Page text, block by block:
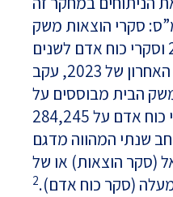
סקרי הוצאות משק
הבית לשנים 2022-2014 וסקרי כוח אדם לשנים
2023-2014 (ללא הרבעון האחרון של 2023, עקב
הבית מבוססים על
229,250 נסקרים, וסקרי כוח אדם על 284,245
שנתי המהווה מדגם
(סקר הוצאות) או של
2